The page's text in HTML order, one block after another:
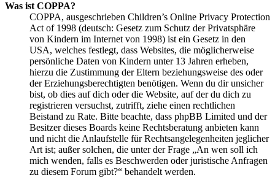
Was ist COPPA?
COPPA, ausgeschrieben Children’s Online Privacy Protection
Act of 1998 (deutsch: Gesetz zum Schutz der Privatsphäre
von Kindern im Internet von 1998) ist ein Gesetz in den
USA, welches festlegt, dass Websites, die möglicherweise
persönliche Daten von Kindern unter 13 Jahren erheben,
hierzu die Zustimmung der Eltern beziehungsweise des oder
der Erziehungsberechtigten benötigen. Wenn du dir unsicher
bist, ob dies auf dich oder die Website, auf der du dich zu
registrieren versuchst, zutrifft, ziehe einen rechtlichen
Beistand zu Rate. Bitte beachte, dass phpBB Limited und der
Besitzer dieses Boards keine Rechtsberatung anbieten kann
und nicht die Anlaufstelle für Rechtsangelegenheiten jeglicher
Art ist; außer solchen, die unter der Frage „An wen soll ich
mich wenden, falls es Beschwerden oder juristische Anfragen
zu diesem Forum gibt?“ behandelt werden.